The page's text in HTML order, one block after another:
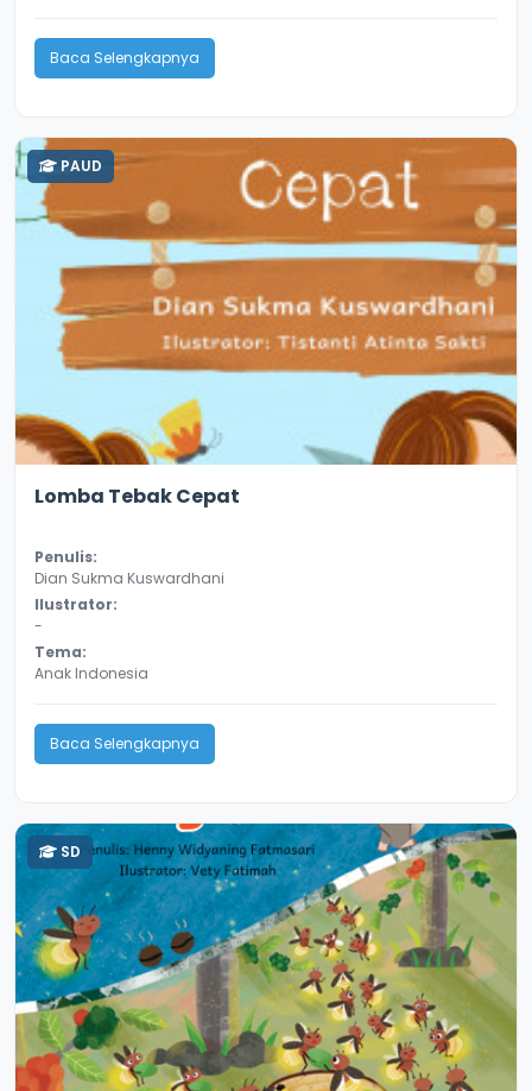
Baca Selengkapnya
PAUD
Lomba Tebak Cepat
Penulis:
Dian Sukma Kuswardhani
Ilustrator:
-
Tema:
Anak Indonesia
Baca Selengkapnya
SD